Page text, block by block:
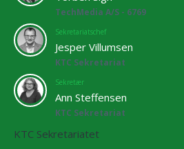
TechMedia A/S - 6769
Sekretariatschef
Jesper Villumsen
KTC Sekretariat
Sekretær
Ann Steffensen
KTC Sekretariat
KTC Sekretariatet